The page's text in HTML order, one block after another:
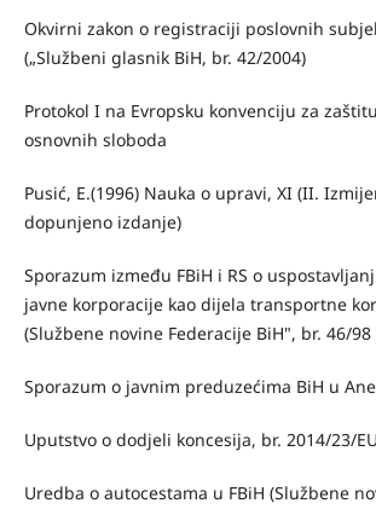
Okvirni zakon o registraciji poslovnih
(„Službeni glasnik BiH, br. 42/2004)
Protokol I na Evropsku konvenciju za
osnovnih sloboda
Pusić, E.(1996) Nauka o upravi, XI (II.
dopunjeno izdanje)
Sporazum između FBiH i RS o
javne korporacije kao dijela transportne
(Službene novine Federacije BiH", br. 46/98
Sporazum o javnim preduzećima BiH u
Uputstvo o dodjeli koncesija, br. 2014/23/EU
Uredba o autocestama u FBiH (Službene